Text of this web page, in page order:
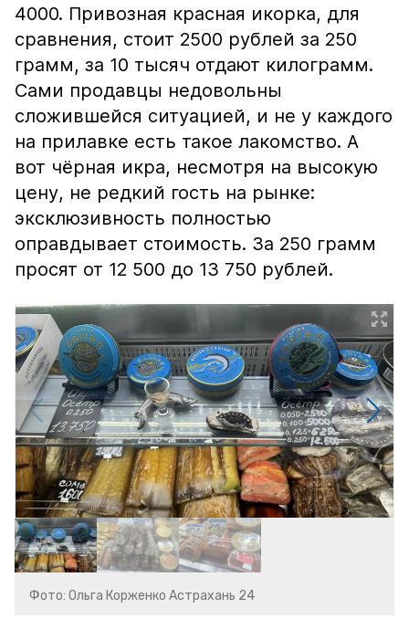
4000. Привозная красная икорка, для
сравнения, стоит 2500 рублей за 250
грамм, за 10 тысяч отдают килограмм.
Сами продавцы недовольны
сложившейся ситуацией, и не у каждого
на прилавке есть такое лакомство. А
вот чёрная икра, несмотря на высокую
цену, не редкий гость на рынке:
эксклюзивность полностью
оправдывает стоимость. За 250 грамм
просят от 12 500 до 13 750 рублей.
Фото: Ольга Корженко Астрахань 24